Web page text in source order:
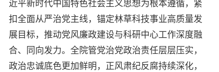
近平新时代中国特色社会主义思想为根本遵循，紧
扣全面从严治党主线，锚定林草科技事业高质量发
展目标，推动党风廉政建设与科研中心工作深度融
合、同向发力。全院管党治党政治责任层层压实，
政治忠诚底色更加鲜明，正风肃纪反腐持续深化，